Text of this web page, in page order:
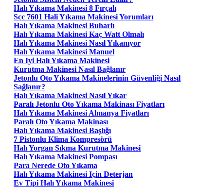
Halı Yıkama Makinesi 8 Fırçalı
Scc 7601 Hali Yıkama Makinesi Yorumları
Halı Yıkama Makinesi Buharlı
Halı Yıkama Makinesi Kaç Watt Olmalı
Halı Yıkama Makinesi Nasıl Yıkanıyor
Halı Yıkama Makinesi Manuel
En Iyi Halı Yıkama Makinesi
Kurutma Makinesi Nasıl Bağlanır
Jetonlu Oto Yıkama Makinelerinin Güvenliği Nasıl
Sağlanır?
Halı Yıkama Makinesi Nasıl Yıkar
Paralı Jetonlu Oto Yıkama Makinası Fiyatları
Halı Yıkama Makinesi Almanya Fiyatları
Paralı Oto Yıkama Makinası
Halı Yıkama Makinesi Başlığı
7 Pistonlu Klima Kompresörü
Halı Yorgan Sıkma Kurutma Makinesi
Halı Yıkama Makinesi Pompası
Para Nerede Oto Yıkama
Halı Yıkama Makinesi Için Deterjan
Ev Tipi Halı Yıkama Makinesi